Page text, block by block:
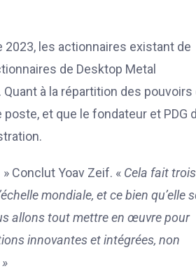
les actionnaires existant de
de Desktop Metal
à la répartition des pouvoirs
et que le fondateur et PDG
» Conclut Yoav Zeif. « Cela fait
mondiale, et ce bien qu’elle
allons tout mettre en œuvre pour
innovantes et intégrées, non